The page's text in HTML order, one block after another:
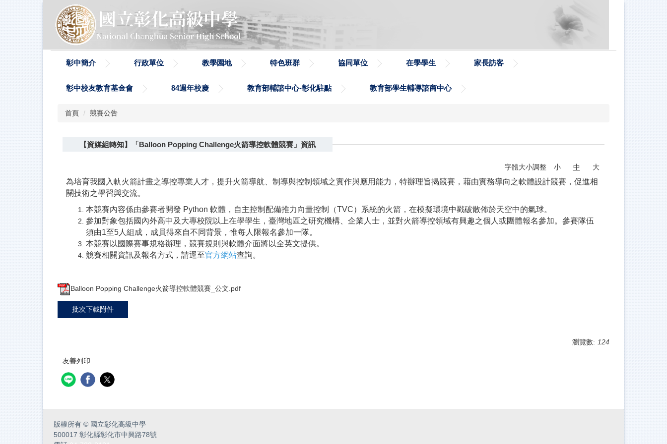
彰中簡介 行政單位 教學園地 特色班群 協同單位 在學學生 家長訪客
彰中校友教育基金會 84週年校慶 教育部輔諮中心-彰化駐點 教育部學生輔導諮商中心
首頁 競賽公告
【資媒組轉知】「Balloon Popping Challenge火箭導控軟體競賽」資訊
字體大小調整 小 中 大
為培育我國入軌火箭計畫之導控專業人才，提升火箭導航、制導與控制領域之實作與應用能力，特辦理旨揭競賽，藉由實務導向之軟體設計競賽，促進相
關技術之學習與交流。
本競賽內容係由參賽者開發 Python 軟體，自主控制配備推力向量控制（TVC）系統的火箭，在模擬環境中戳破散佈於天空中的氣球。
參加對象包括國內外高中及大專校院以上在學學生，臺灣地區之研究機構、企業人士，並對火箭導控領域有興趣之個人或團體報名參加。參賽隊伍
須由1至5人組成，成員得來自不同背景，惟每人限報名參加一隊。
本競賽以國際賽事規格辦理，競賽規則與軟體介面將以全英文提供。
競賽相關資訊及報名方式，請逕至官方網站查詢。
Balloon Popping Challenge火箭導控軟體競賽_公文.pdf
批次下載附件
瀏覽數: 124
友善列印
版權所有 © 國立彰化高級中學
500017 彰化縣彰化市中興路78號